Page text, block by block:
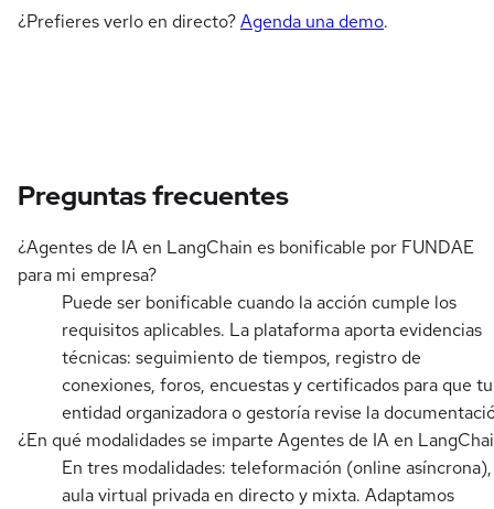
¿Prefieres verlo en directo?Agenda una demo.
Preguntas frecuentes
¿Agentes de IA en LangChain es bonificable por FUNDAE
para mi empresa?
Puede ser bonificable cuando la acción cumple los
requisitos aplicables. La plataforma aporta evidencias
técnicas: seguimiento de tiempos, registro de
conexiones, foros, encuestas y certificados para que tu
entidad organizadora o gestoría revise la
¿En qué modalidades se imparte Agentes de IA en
En tres modalidades: teleformación (online asíncrona),
aula virtual privada en directo y mixta. Adaptamos